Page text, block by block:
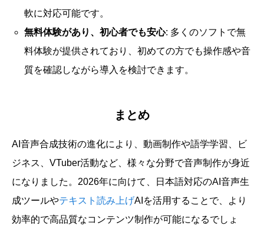
軟に対応可能です。
無料体験があり、初心者でも安心: 多くのソフトで無
料体験が提供されており、初めての方でも操作感や音
質を確認しながら導入を検討できます。
まとめ
AI音声合成技術の進化により、動画制作や語学学習、ビ
ジネス、VTuber活動など、様々な分野で音声制作が身近
になりました。2026年に向けて、日本語対応のAI音声生
成ツールやテキスト読み上げAIを活用することで、より
効率的で高品質なコンテンツ制作が可能になるでしょ